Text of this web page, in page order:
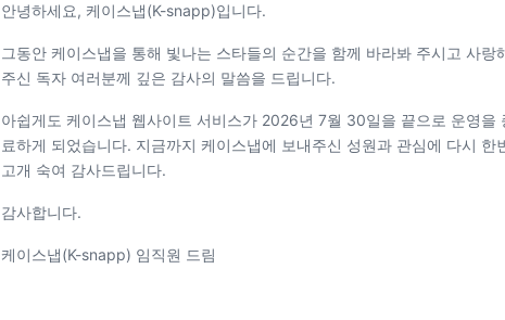
안녕하세요, 케이스냅(K-snapp)입니다.
그동안 케이스냅을 통해 빛나는 스타들의 순간을 함께 바라봐 주시고 사랑
주신 독자 여러분께 깊은 감사의 말씀을 드립니다.
아쉽게도 케이스냅 웹사이트 서비스가 2026년 7월 30일을 끝으로 운영을
료하게 되었습니다. 지금까지 케이스냅에 보내주신 성원과 관심에 다시 한
고개 숙여 감사드립니다.
감사합니다.
케이스냅(K-snapp) 임직원 드림